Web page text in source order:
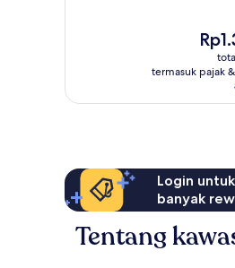
Harga
termasuk pajak
Login
banyak
Tentang